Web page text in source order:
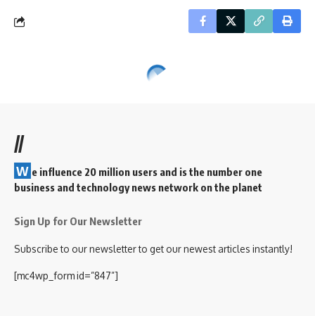
//
W e influence 20 million users and is the number one
business and technology news network on the planet
Sign Up for Our Newsletter
Subscribe to our newsletter to get our newest articles instantly!
[mc4wp_form id=”847”]